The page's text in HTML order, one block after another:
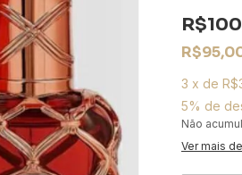
3 x de
5% de
Não
Ver mais